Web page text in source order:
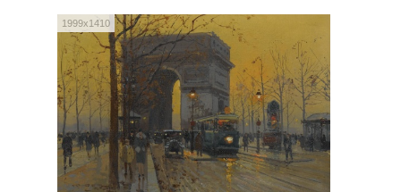
1999x1410